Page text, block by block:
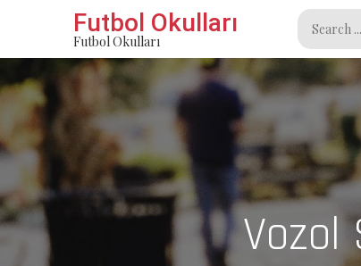
content
Futbol Okulları
Futbol Okulları
Search
for:
Vozol